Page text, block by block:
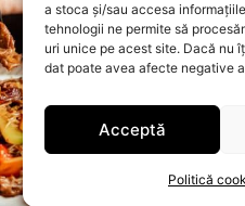
a stoca și/sau accesa
tehnologii ne permite să
uri unice pe acest site. Dacă nu
dat poate avea afecte negative
Acceptă
Politică